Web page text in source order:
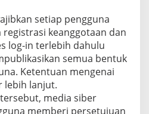
setiap pengguna
keanggotaan dan
log-in terlebih dahulu
semua bentuk
Ketentuan mengenai
lebih lanjut.
media siber
memberi persetujuan